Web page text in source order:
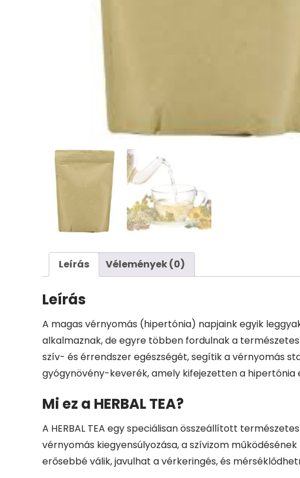
Leírás Vélemények (0)
Leírás
A magas vérnyomás (hipertónia) napjaink egyik
alkalmaznak, de egyre többen fordulnak a
szív- és érrendszer egészségét, segítik a vérnyomás
gyógynövény-keverék, amely kifejezetten a
Mi ez a HERBAL TEA?
A HERBAL TEA egy speciálisan összeállított
vérnyomás kiegyensúlyozása, a szívizom
erősebbé válik, javulhat a vérkeringés, és